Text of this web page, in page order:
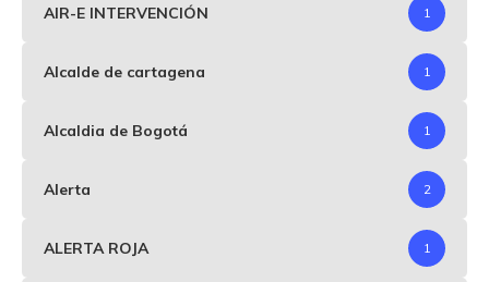
AIR-E INTERVENCIÓN 1
Alcalde de cartagena 1
Alcaldia de Bogotá 1
Alerta 2
ALERTA ROJA 1